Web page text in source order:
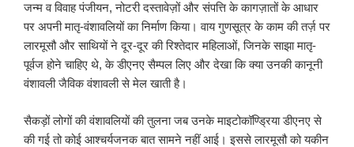
जन्म व विवाह पंजीयन, नोटरी दस्तावेज़ों और संपत्ति के कागज़ातों के आधार
पर अपनी मातृ-वंशावलियों का निर्माण किया। वाय गुणसूत्र के काम की तर्ज़ पर
लारमूसौ और साथियों ने दूर-दूर की रिश्तेदार महिलाओं, जिनके साझा मातृ-
पूर्वज होने चाहिए थे, के डीएनए सैम्पल लिए और देखा कि क्या उनकी कानूनी
वंशावली जैविक वंशावली से मेल खाती है।
सैकड़ों लोगों की वंशावलियों की तुलना जब उनके माइटोकॉण्ड्रिया डीएनए से
की गई तो कोई आश्चर्यजनक बात सामने नहीं आई। इससे लारमूसौ को यकीन